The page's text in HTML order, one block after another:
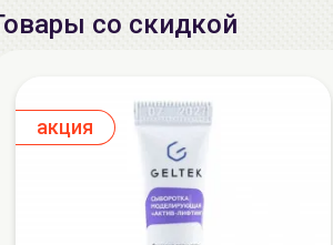
со скидкой
aкция